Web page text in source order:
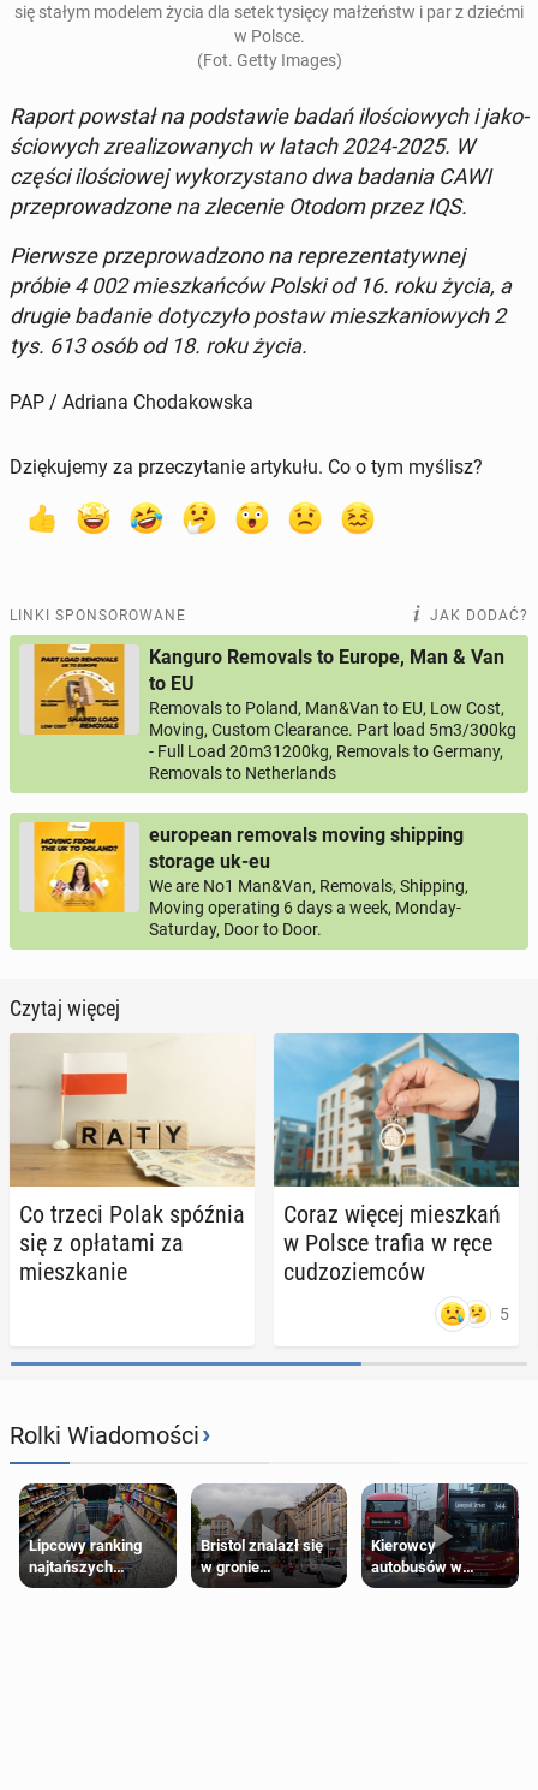
się stałym modelem życia dla setek tysięcy mał­żeństw i par z dziećmi
w Polsce.
(Fot. Getty Images)
Raport powstał na pod­sta­wie badań ilo­ścio­wych i ja­ko­
ścio­wych zre­ali­zo­wa­nych w latach 2024-2025. W
części ilo­ścio­wej wy­ko­rzy­sta­no dwa badania CAWI
prze­pro­wa­dzo­ne na zle­ce­nie Otodom przez IQS.
Pierw­sze prze­pro­wa­dzo­no na re­pre­zen­ta­tyw­nej
próbie 4 002 miesz­kań­ców Polski od 16. roku życia, a
drugie badanie do­ty­czy­ło postaw miesz­ka­nio­wych 2
tys. 613 osób od 18. roku życia.
PAP / Adriana Chodakowska
Dziękujemy za przeczytanie artykułu. Co o tym myślisz?
LINKI SPONSOROWANE JAK DODAĆ?
Kanguro Removals to Europe, Man & Van
to EU
Removals to Poland, Man&Van to EU, Low Cost,
Moving, Custom Clearance. Part load 5m3/300kg
- Full Load 20m31200kg, Removals to Germany,
Removals to Netherlands
european removals moving shipping
storage uk-eu
We are No1 Man&Van, Removals, Shipping,
Moving operating 6 days a week, Monday-
Saturday, Door to Door.
Czytaj więcej
Co trzeci Polak spóźnia
się z opła­ta­mi za
miesz­ka­nie
Coraz więcej miesz­kań
w Polsce trafia w ręce
cu­dzo­ziem­ców
5
Rolki Wiadomości›
Lipcowy ranking
najtańszych
supermarketów
Bristol znalazł się
w gronie
najlepszych
Kierowcy
autobusów w
Londynie